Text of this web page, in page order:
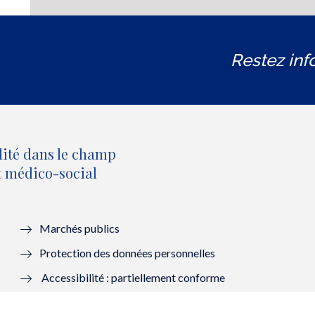
Restez
dans le champ
médico-social
Marchés publics
Protection des données personnelles
Accessibilité : partiellement conforme